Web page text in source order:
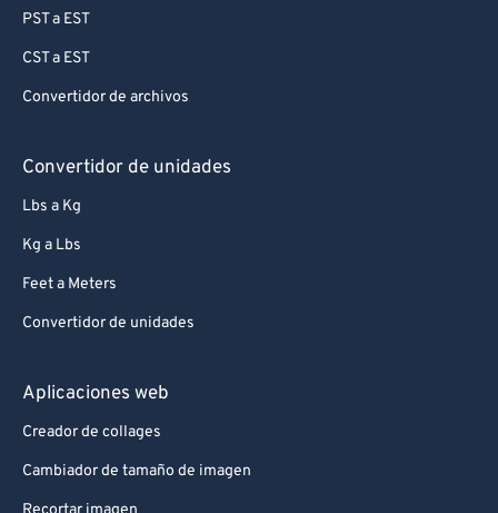
PST a EST
CST a EST
Convertidor de archivos
Convertidor de unidades
Lbs a Kg
Kg a Lbs
Feet a Meters
Convertidor de unidades
Aplicaciones web
Creador de collages
Cambiador de tamaño de imagen